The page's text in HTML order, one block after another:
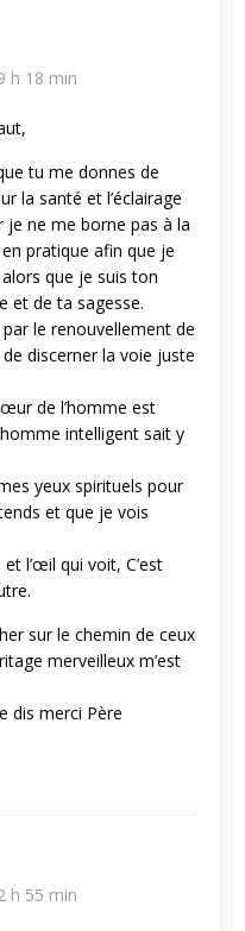
h 18 min
tu me donnes de
la santé et l’éclairage
je ne me borne pas à la
pratique afin que je
que je suis ton
et de ta sagesse.
le renouvellement de
discerner la voie juste
de l’homme est
intelligent sait y
yeux spirituels pour
et que je vois
l’œil qui voit, C’est
sur le chemin de ceux
merveilleux m’est
dis merci Père
h 55 min